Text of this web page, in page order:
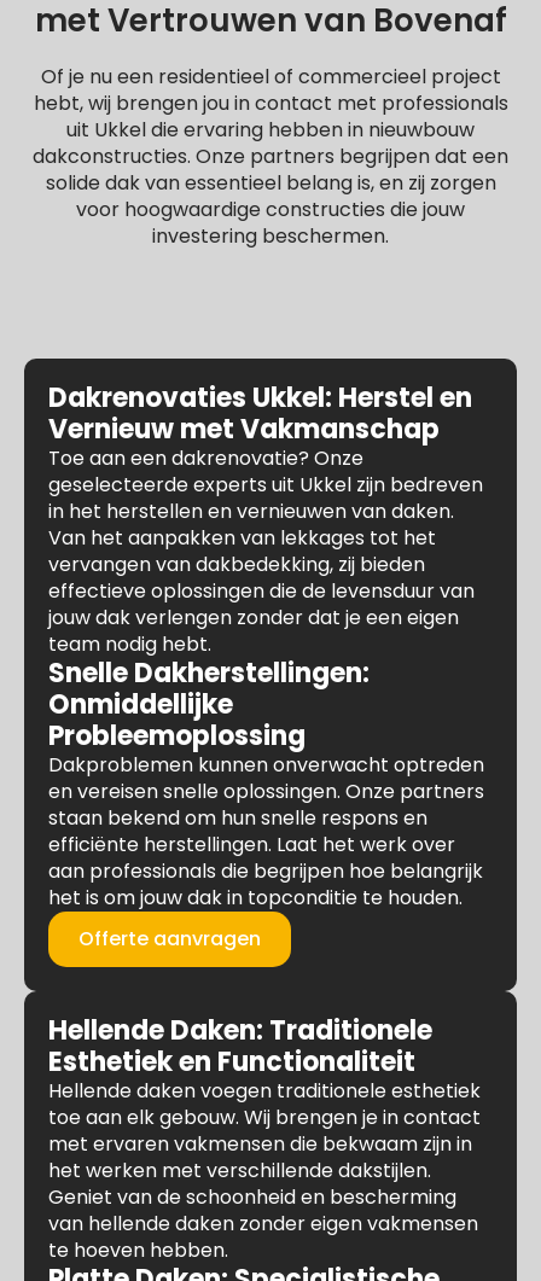
met Vertrouwen van Bovenaf
Of je nu een residentieel of commercieel project
hebt, wij brengen jou in contact met professionals
uit Ukkel die ervaring hebben in nieuwbouw
dakconstructies. Onze partners begrijpen dat een
solide dak van essentieel belang is, en zij zorgen
voor hoogwaardige constructies die jouw
investering beschermen.
Dakrenovaties Ukkel: Herstel en
Vernieuw met Vakmanschap
Toe aan een dakrenovatie? Onze
geselecteerde experts uit Ukkel zijn bedreven
in het herstellen en vernieuwen van daken.
Van het aanpakken van lekkages tot het
vervangen van dakbedekking, zij bieden
effectieve oplossingen die de levensduur van
jouw dak verlengen zonder dat je een eigen
team nodig hebt.
Snelle Dakherstellingen:
Onmiddellijke
Probleemoplossing
Dakproblemen kunnen onverwacht optreden
en vereisen snelle oplossingen. Onze partners
staan bekend om hun snelle respons en
efficiënte herstellingen. Laat het werk over
aan professionals die begrijpen hoe belangrijk
het is om jouw dak in topconditie te houden.
Offerte aanvragen
Hellende Daken: Traditionele
Esthetiek en Functionaliteit
Hellende daken voegen traditionele esthetiek
toe aan elk gebouw. Wij brengen je in contact
met ervaren vakmensen die bekwaam zijn in
het werken met verschillende dakstijlen.
Geniet van de schoonheid en bescherming
van hellende daken zonder eigen vakmensen
te hoeven hebben.